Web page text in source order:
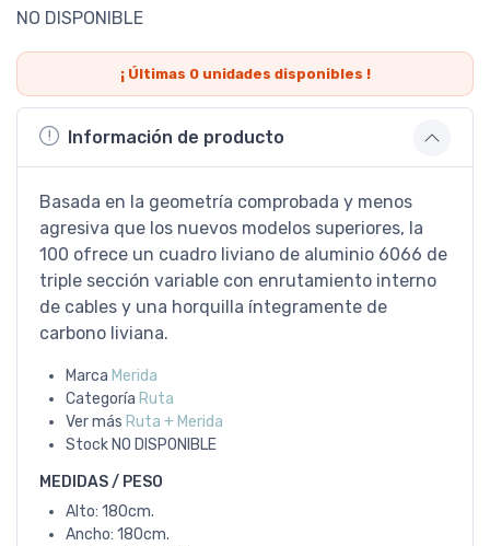
NO DISPONIBLE
¡ Últimas 0unidades disponibles !
Información de producto
Basada en la geometría comprobada y menos
agresiva que los nuevos modelos superiores, la
100 ofrece un cuadro liviano de aluminio 6066 de
triple sección variable con enrutamiento interno
de cables y una horquilla íntegramente de
carbono liviana.
Marca Merida
Categoría Ruta
Ver más Ruta + Merida
Stock NO DISPONIBLE
MEDIDAS / PESO
Alto: 180cm.
Ancho: 180cm.